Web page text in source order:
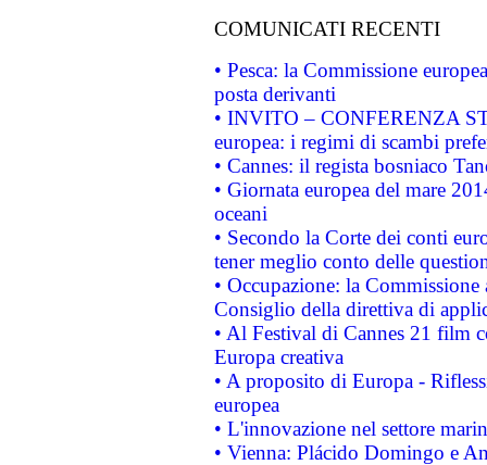
COMUNICATI RECENTI
• Pesca: la Commissione
posta derivanti
• INVITO – CONFERENZA
europea: i regimi di scambi
• Cannes: il regista bosniaco
• Giornata europea del mare
oceani
• Secondo la Corte dei conti
tener meglio conto delle
• Occupazione: la
Consiglio della direttiva di
• Al Festival di Cannes 21 film
Europa creativa
• A proposito di Europa -
europea
• L'innovazione nel settore
• Vienna: Plácido Domingo e